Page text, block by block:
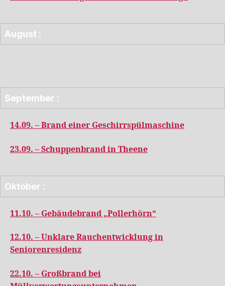
August :
September :
14.09. – Brand einer Geschirrspülmaschine
23.09. – Schuppenbrand in Theene
Oktober :
11.10. – Gebäudebrand „Pollerhörn“
12.10. – Unklare Rauchentwicklung in
Seniorenresidenz
22.10. – Großbrand bei